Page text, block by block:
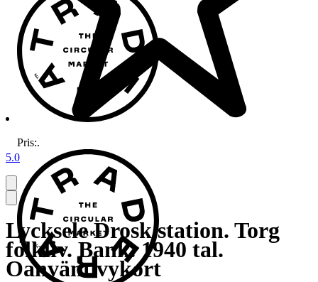
5.0
Lycksele Drosk station. Torg
folkliv. Bank. 1940 tal.
Oanvänt vykort
Pris:.